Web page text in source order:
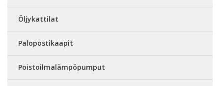
Öljykattilat
Palopostikaapit
Poistoilmalämpöpumput